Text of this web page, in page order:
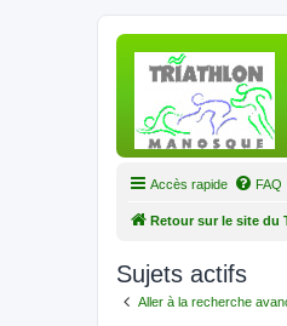
Accès rapide FAQ
Retour sur le site du
Sujets actifs
Aller à la recherche